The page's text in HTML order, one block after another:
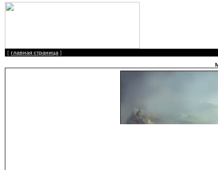
[ главная страница ]